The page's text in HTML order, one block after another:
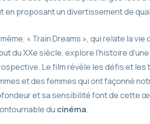
en proposant un divertissement de
« Train Dreams », qui relate la vie
du XXe siècle, explore l’histoire
Le film révèle les défis et les
et des femmes qui ont façonné
et sa sensibilité font de cette
du cinéma.